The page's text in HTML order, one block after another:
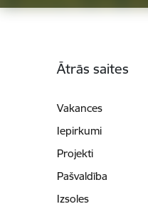
Ātrās saites
Vakances
Iepirkumi
Projekti
Pašvaldība
Izsoles